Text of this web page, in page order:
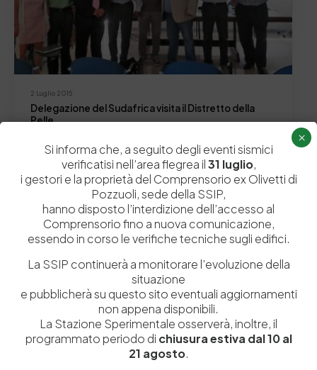
2 Luglio 2015
Delegazione del Sudafrica visita il Distretto della
Pelle
provincia ha ricevuto la visita di…
by Admin_dev2 0 0
Lascia un commento
Il tuo indirizzo email non sarà pubblicato.
contrassegnati*
Si informa che, a seguito degli eventi sismici
verificatisi nell’area flegrea il31 luglio,
i gestori e la proprietà del Comprensorio ex Olivetti di
Pozzuoli, sede della SSIP,
hanno disposto l’interdizione dell’accesso al
Comprensorio fino a nuova comunicazione,
essendo in corso le verifiche tecniche sugli edifici.
La SSIP continuerà a monitorare l’evoluzione della
situazione
e pubblicherà su questo sito eventuali aggiornamenti
non appena disponibili.
La Stazione Sperimentale osserverà, inoltre, il
programmato periodo di chiusura estiva dal 10 al
21 agosto.
×